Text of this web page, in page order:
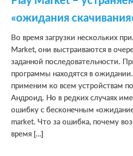
«ожидания
Во время загрузки нескольких
Market, они выстраиваются в
заданной последовательности.
программы находятся в
применим ко всем устройствам
Андроид. Но в редких случаях
ошибку с бесконечным
market. Что за ошибка, почему
время […]